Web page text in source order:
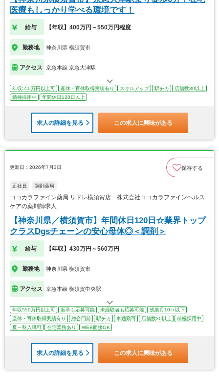
医療もしっかり学べる環境です！
給与 【年収】400万円～550万円程度
勤務地 神奈川県 横須賀市
アクセス 京急本線 京急大津駅
年収550万円以上可 産休・育休取得実績有り スキルアップ 駅チカ
店舗数30以上
積極採用中
年間休日120日以上
求人の詳細を見る この求人に興味がある
更新日：2026年7月3日 保存する
正社員 調剤薬局
ココカラファイン薬局 リドレ横須賀店 株式会社ココカラファインヘルス
ケアの薬剤師求人
【神奈川県／横須賀市】年間休日120日☆業界トップ
クラスDgsチェーンの安心母体◎＜調剤＞
給与 【年収】430万円～560万円
勤務地 神奈川県 横須賀市
アクセス 京急本線 横須賀中央駅
年収550万円以上可 新卒も応募可能 未経験者も応募可能
残業月10ｈ以下
産休・育休取得実績有り
総合門前 駅チカ 車通勤可 店舗数30以上
積極採用中
夏～秋入職可
在宅業務あり WEB面接OK
求人の詳細を見る この求人に興味がある